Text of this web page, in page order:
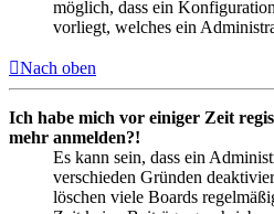
möglich, dass ein
vorliegt, welches ein
Nach oben
Ich habe mich vor einiger Zeit
mehr anmelden?!
Es kann sein, dass ein
verschieden Gründen
löschen viele Boards